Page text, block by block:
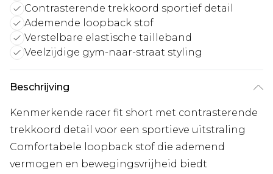
Contrasterende trekkoord sportief detail
Ademende loopback stof
Verstelbare elastische tailleband
Veelzijdige gym-naar-straat styling
Beschrijving
Kenmerkende racer fit short met contrasterende
trekkoord detail voor een sportieve uitstraling
Comfortabele loopback stof die ademend
vermogen en bewegingsvrijheid biedt